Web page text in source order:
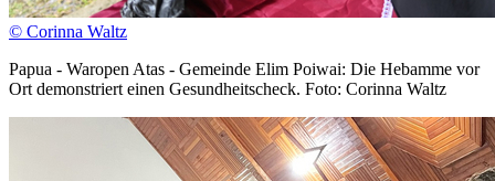
© Corinna Waltz
Papua - Waropen Atas - Gemeinde Elim Poiwai: Die Hebamme vor
Ort demonstriert einen Gesundheitscheck. Foto: Corinna Waltz